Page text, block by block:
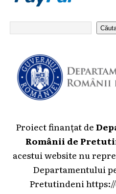
Proiect finanțat de
Românii de
acestui website nu
Departamentului
Pretutindeni